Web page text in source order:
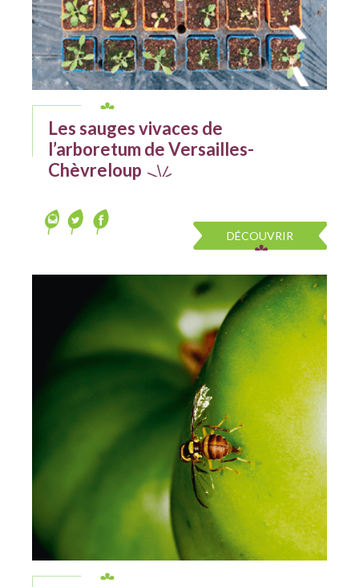
Les sauges vivaces de
l’arboretum de Versailles-
Chèvreloup
DÉCOUVRIR